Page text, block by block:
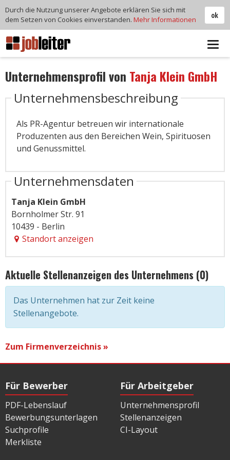
Unternehmensprofil von Tanja Klein GmbH
Unternehmensbeschreibung
Als PR-Agentur betreuen wir internationale
Produzenten aus den Bereichen Wein, Spirituosen
und Genussmittel.
Unternehmensdaten
Tanja Klein GmbH
Bornholmer Str. 91
10439 - Berlin
Standort anzeigen
Aktuelle Stellenanzeigen des Unternehmens (0)
Das Unternehmen hat zur Zeit keine
Stellenangebote.
Zum Firmenverzeichnis »
Für Bewerber
PDF-Lebenslauf
Bewerbungsunterlagen
Suchprofile
Merkliste
Für Arbeitgeber
Unternehmensprofil
Stellenanzeigen
CI-Layout
ok
Durch die Nutzung unserer Angebote erklären Sie sich mit
dem Setzen von Cookies einverstanden. Mehr Informationen